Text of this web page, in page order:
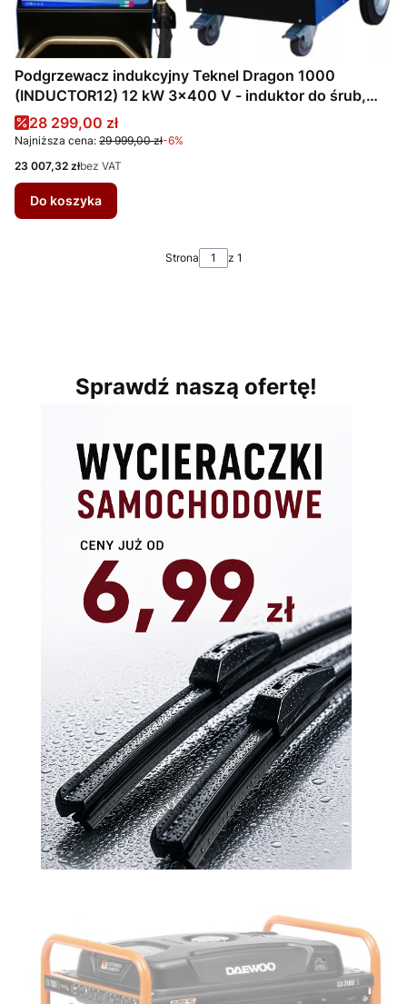
Podgrzewacz indukcyjny Teknel Dragon 1000
(INDUCTOR12) 12 kW 3x400 V - induktor do śrub,
łożysk i metalu
Cena promocyjna
28 299,00 zł
Najniższa cena: 29 999,00 zł-6%
Cena
23 007,32 złbez VAT
Do koszyka
Strona z 1
Sprawdź naszą ofertę!